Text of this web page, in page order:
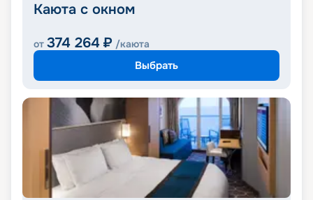
Каюта с окном
от 374 264 ₽ /каюта
Выбрать